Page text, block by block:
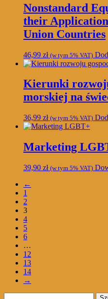
Nonstandard
their
Union Countries
46,99 zł (w tym 5% VAT)
Kierunki
morskiej na
36,99 zł (w tym 5% VAT)
Marketing
39,90 zł (w tym 5% VAT)
←
1
2
3
4
5
6
…
12
13
14
→